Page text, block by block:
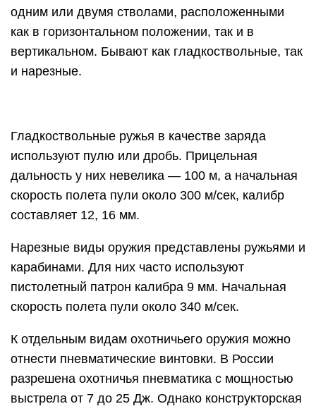
одним или двумя стволами, расположенными
как в горизонтальном положении, так и в
вертикальном. Бывают как гладкоствольные, так
и нарезные.
Гладкоствольные ружья в качестве заряда
используют пулю или дробь. Прицельная
дальность у них невелика — 100 м, а начальная
скорость полета пули около 300 м/сек, калибр
составляет 12, 16 мм.
Нарезные виды оружия представлены ружьями и
карабинами. Для них часто используют
пистолетный патрон калибра 9 мм. Начальная
скорость полета пули около 340 м/сек.
К отдельным видам охотничьего оружия можно
отнести пневматические винтовки. В России
разрешена охотничья пневматика с мощностью
выстрела от 7 до 25 Дж. Однако конструкторская